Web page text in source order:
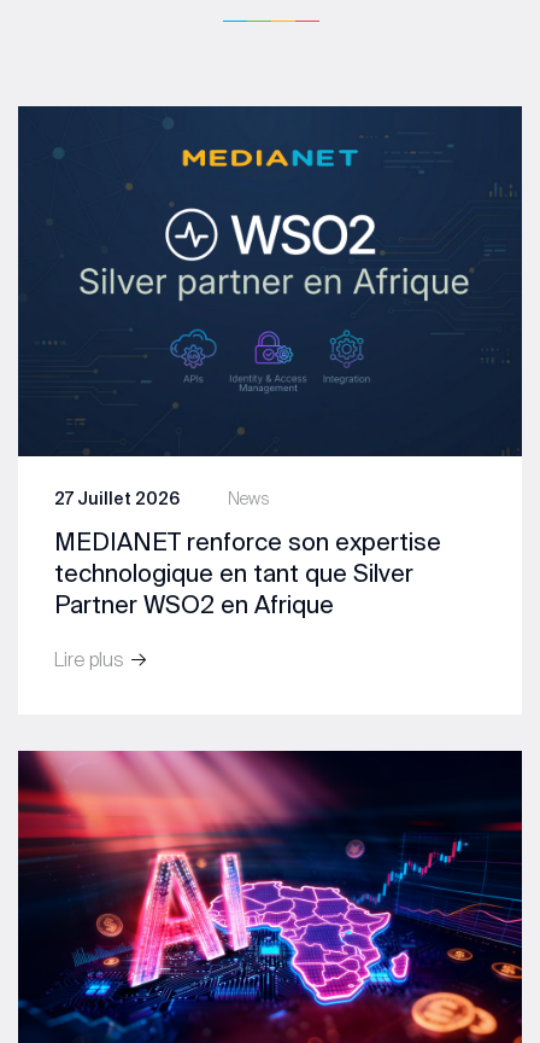
News
27 Juillet 2026
MEDIANET renforce son expertise
technologique en tant que Silver
Partner WSO2 en Afrique
Lire plus